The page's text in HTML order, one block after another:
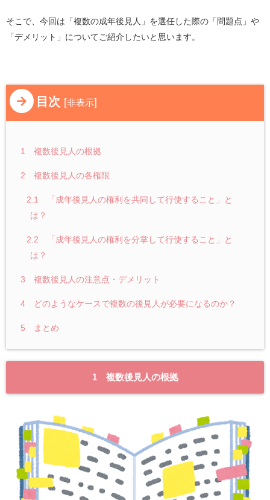
そこで、今回は「複数の成年後見人」を選任した際の「問題点」や
「デメリット」についてご紹介したいと思います。
目次 [非表示]
1 複数後見人の根拠
2 複数後見人の各権限
2.1 「成年後見人の権利を共同して行使すること」と
は？
2.2 「成年後見人の権利を分掌して行使すること」と
は？
3 複数後見人の注意点・デメリット
4 どのようなケースで複数の後見人が必要になるのか？
5 まとめ
1 複数後見人の根拠